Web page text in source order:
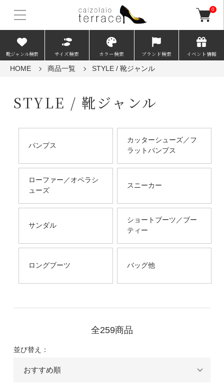
0
靴ジャンル検索 サイズ検索 カラー検索 ブランド検索 イベント情報
HOME 商品一覧 STYLE / 靴ジャンル
STYLE / 靴ジャンル
パンプス
カッターシューズ／フ
ラットパンプス
ローファー／オペラシ
ューズ
スニーカー
サンダル
ショートブーツ／ブー
ティー
ロングブーツ バッグ他
全259商品
並び替え：